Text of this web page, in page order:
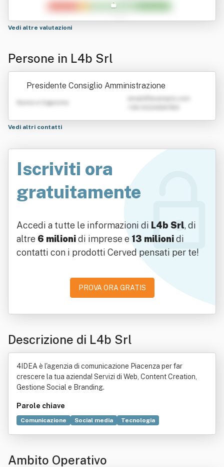
Vedi altre valutazioni
Persone in L4b Srl
Presidente Consiglio Amministrazione
Nome e Cognome
Vedi altri contatti
Iscriviti ora
gratuitamente
Accedi a tutte le informazioni di L4b Srl, di
altre 6 milionidi imprese e 13 milionidi
contatti con i prodotti Cerved pensati per te!
PROVA ORA GRATIS
Descrizione di L4b Srl
4IDEA è l'agenzia di comunicazione Piacenza per far
crescere la tua azienda! Servizi di Web, Content Creation,
Gestione Social e Branding.
Parole chiave
Comunicazione Social media
Tecnologia
Autorizzazione (diritto)
Consulenza
Ambito Operativo